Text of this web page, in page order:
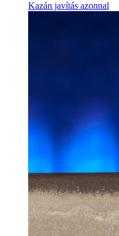
Kazán javítás azonnal